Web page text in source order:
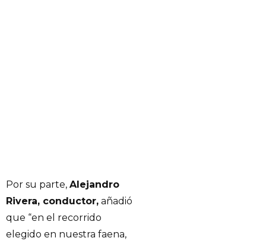
Por su parte, Alejandro
Rivera, conductor, añadió
que “en el recorrido
elegido en nuestra faena,